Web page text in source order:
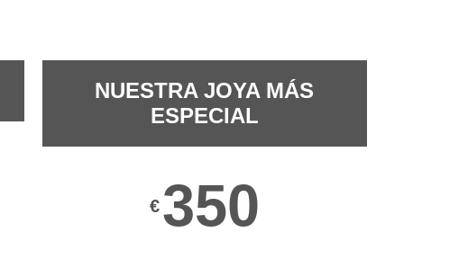
NUESTRA JOYA MÁS
ESPECIAL
€350